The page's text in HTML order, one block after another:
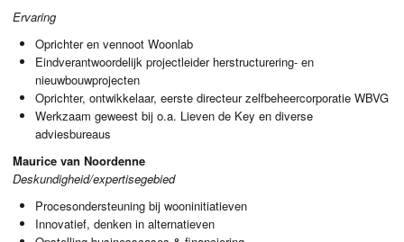
Ervaring
Oprichter en vennoot Woonlab
Eindverantwoordelijk projectleider herstructurering- en
nieuwbouwprojecten
Oprichter, ontwikkelaar, eerste directeur zelfbeheercorporatieWBVG
Werkzaam geweest bij o.a. Lieven de Key en diverse
adviesbureaus
Maurice van Noordenne
Deskundigheid/expertisegebied
Procesondersteuning bij wooninitiatieven
Innovatief, denken in alternatieven